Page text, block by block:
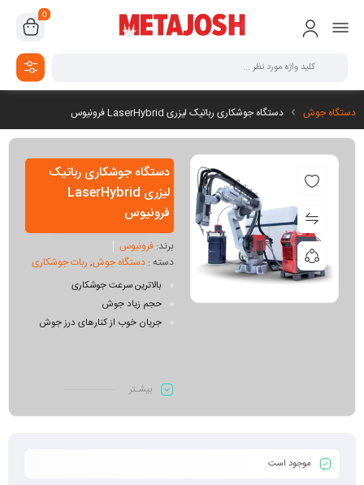
0
دستگاه جوش دستگاه جوشکاری رباتیک لیزری LaserHybrid فرونیوس
دستگاه جوشکاری رباتیک
لیزری LaserHybrid
فرونیوس
برند: فرونیوس
دسته : دستگاه جوش, ربات جوشکاری
بالاترین سرعت جوشکاری
حجم زیاد جوش
جریان خوب از کنارهای درز جوش
بیشـتر
موجود است